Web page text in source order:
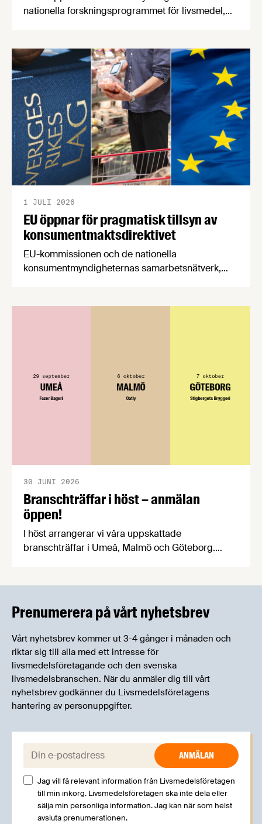
nationella forskningsprogrammet för livsmedel,
en motståndskraftig livsmedelsförsörjning", och
båda syftar till att bana väg för innovationer som
stärker Sveriges livsmedelsförsörjning.
EU öppnar för pragmatisk tillsyn av
konsumentmaktsdirektivet
1 JULI 2026
EU-kommissionen och de nationella
konsumentmyndigheternas samarbetsnätverk,
Branschträffar i höst – anmälan
öppen!
30 JUNI 2026
I höst arrangerar vi våra uppskattade
branschträffar i Umeå, Malmö och Göteborg.
Prenumerera på vårt nyhetsbrev
Vårt nyhetsbrev kommer ut 3-4 gånger i månaden och
riktar sig till alla med ett intresse för
livsmedelsföretagande och den svenska
livsmedelsbranschen. När du anmäler dig till vårt
nyhetsbrev godkänner du Livsmedelsföretagens
hantering av personuppgifter.
E-post:
Jag vill få relevant information från Livsmedelsföretagen
till min inkorg. Livsmedelsföretagen ska inte dela eller
sälja min personliga information. Jag kan när som helst
avsluta prenumerationen.